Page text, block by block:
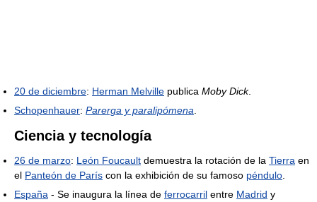
20 de diciembre: Herman Melville publica Moby Dick.
Schopenhauer: Parerga y paralipómena
Ciencia y tecnología
26 de marzo: León Foucault demuestra la rotación de la Tierra en
el Panteón de París con la exhibición de su famoso péndulo
España - Se inaugura la línea de ferrocarril entre Madrid y